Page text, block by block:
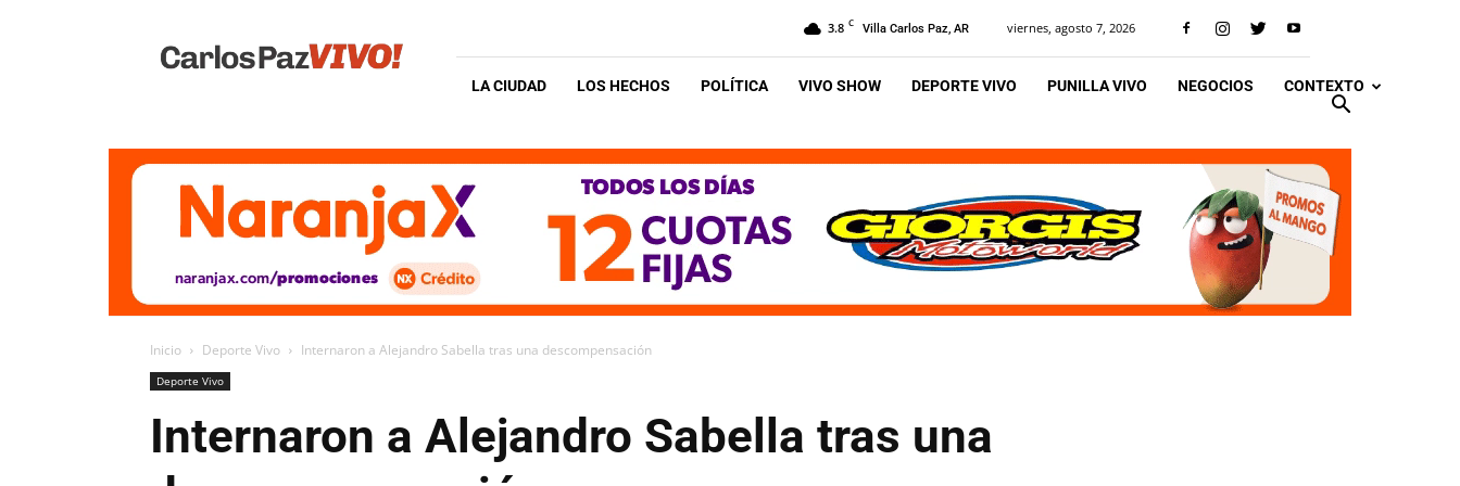
Vivo
3.8 C Villa Carlos Paz, AR viernes, agosto 7, 2026
LA CIUDAD LOS HECHOS POLÍTICA VIVO SHOW DEPORTE VIVO PUNILLA VIVO NEGOCIOS CONTEXTO
Inicio Deporte Vivo Internaron a Alejandro Sabella tras una descompensación
Deporte Vivo
Internaron a Alejandro Sabella tras una